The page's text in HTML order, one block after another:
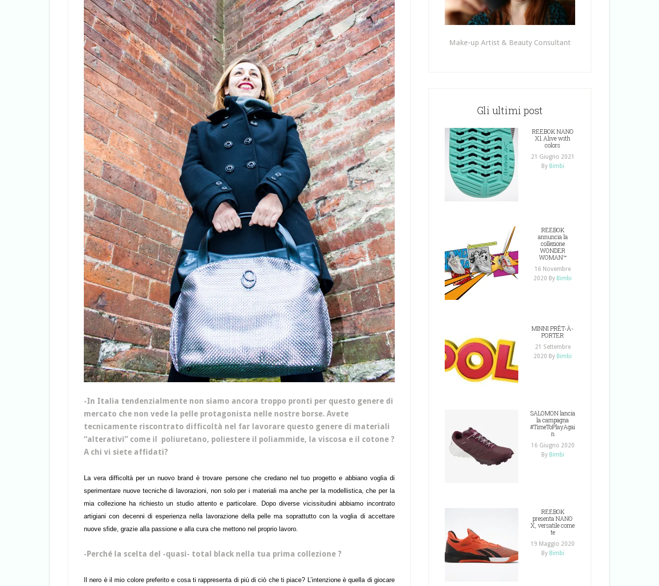
-In Italia tendenzialmente non siamo ancora troppo pronti per questo genere di
mercato che non vede la pelle protagonista nelle nostre borse. Avete
tecnicamente riscontrato difficoltà nel far lavorare questo genere di materiali
“alterativi” come il poliuretano, poliestere il poliammide, la viscosa e il cotone ?
A chi vi siete affidati?
La vera difficoltà per un nuovo brand è trovare persone che credano nel tuo progetto e abbiano voglia di
sperimentare nuove tecniche di lavorazioni, non solo per i materiali ma anche per la modellistica, che per la
mia collezione ha richiesto un studio attento e particolare. Dopo diverse vicissitudini abbiamo incontrato
artigiani con decenni di esperienza nella lavorazione della pelle ma soprattutto con la voglia di accettare
nuove sfide, grazie alla passione e alla cura che mettono nel proprio lavoro.
-Perché la scelta del -quasi- total black nella tua prima collezione ?
Il nero è il mio colore preferito e cosa ti rappresenta di più di ciò che ti piace? L’intenzione è quella di giocare
Make-up Artist & Beauty Consultant
Gli ultimi post
REEBOK NANO
X1 Alive with
colors
21 Giugno 2021
By Bimbi
REEBOK
annuncia la
collezione
WONDER
WOMAN™
16 Novembre
2020 By Bimbi
MINNI PRÊT-À-
PORTER
21 Settembre
2020 By Bimbi
SALOMON lancia
la campagna
#TimeToPlayAgai
n
16 Giugno 2020
By Bimbi
REEBOK
presenta NANO
X, versatile come
te
19 Maggio 2020
By Bimbi